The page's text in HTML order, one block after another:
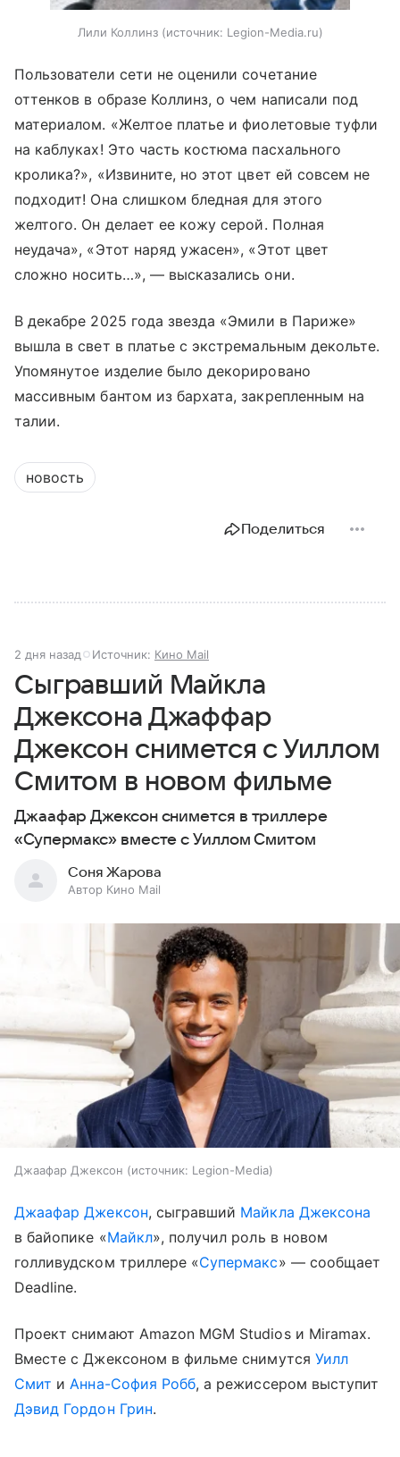
Лили Коллинз источник: Legion-Media.ru
Пользователи сети не оценили сочетание
оттенков в образе Коллинз, о чем написали под
материалом. «Желтое платье и фиолетовые туфли
на каблуках! Это часть костюма пасхального
кролика?», «Извините, но этот цвет ей совсем не
подходит! Она слишком бледная для этого
желтого. Он делает ее кожу серой. Полная
неудача», «Этот наряд ужасен», «Этот цвет
сложно носить…», — высказались они.
В декабре 2025 года звезда «Эмили в Париже»
вышла в свет в платье с экстремальным декольте.
Упомянутое изделие было декорировано
массивным бантом из бархата, закрепленным на
талии.
новость
Поделиться
2 дня назад Источник: Кино Mail
Сыгравший Майкла
Джексона Джаффар
Джексон снимется с Уиллом
Смитом в новом фильме
Джаафар Джексон снимется в триллере
«Супермакс» вместе с Уиллом Смитом
Соня Жарова
Автор Кино Mail
Джаафар Джексон источник: Legion-Media
Джаафар Джексон, сыгравший Майкла Джексона
в байопике «Майкл», получил роль в новом
голливудском триллере «Супермакс» — сообщает
Deadline.
Проект снимают Amazon MGM Studios и Miramax.
Вместе с Джексоном в фильме снимутся Уилл
Смит иАнна-София Робб, а режиссером выступит
Дэвид Гордон Грин.